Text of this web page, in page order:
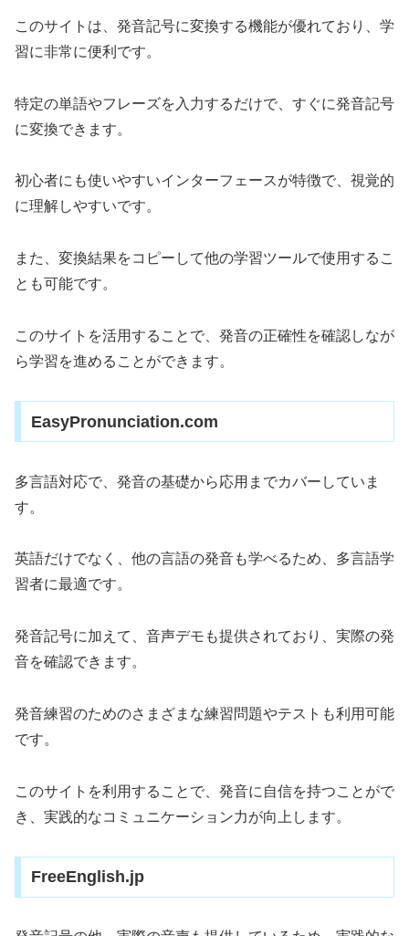
このサイトは、発音記号に変換する機能が優れており、学
習に非常に便利です。
特定の単語やフレーズを入力するだけで、すぐに発音記号
に変換できます。
初心者にも使いやすいインターフェースが特徴で、視覚的
に理解しやすいです。
また、変換結果をコピーして他の学習ツールで使用するこ
とも可能です。
このサイトを活用することで、発音の正確性を確認しなが
ら学習を進めることができます。
EasyPronunciation.com
多言語対応で、発音の基礎から応用までカバーしていま
す。
英語だけでなく、他の言語の発音も学べるため、多言語学
習者に最適です。
発音記号に加えて、音声デモも提供されており、実際の発
音を確認できます。
発音練習のためのさまざまな練習問題やテストも利用可能
です。
このサイトを利用することで、発音に自信を持つことがで
き、実践的なコミュニケーション力が向上します。
FreeEnglish.jp